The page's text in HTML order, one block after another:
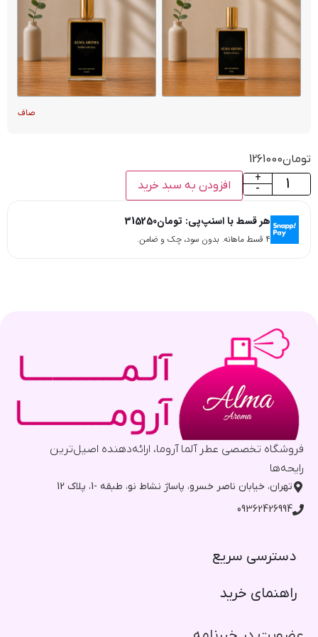
صاف
تومان1261000
-
+
افزودن به سبد خرید
هر قسط با اسنپ‌پی: تومان315250
۴ قسط ماهانه. بدون سود، چک و ضامن.
فروشگاه تخصصی عطر آلما آروما، ارائه‌دهنده اصیل‌ترین
رایحه‌ها
تهران، خیابان ناصر خسرو، پاساژ نشاط نو، طبقه -1، پلاک 12
09362426994
دسترسی سریع​
راهنمای خرید​